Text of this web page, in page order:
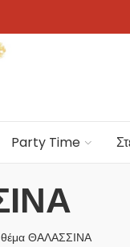
Party Time
θέμα ΘΑΛΑΣΣΙΝΑ